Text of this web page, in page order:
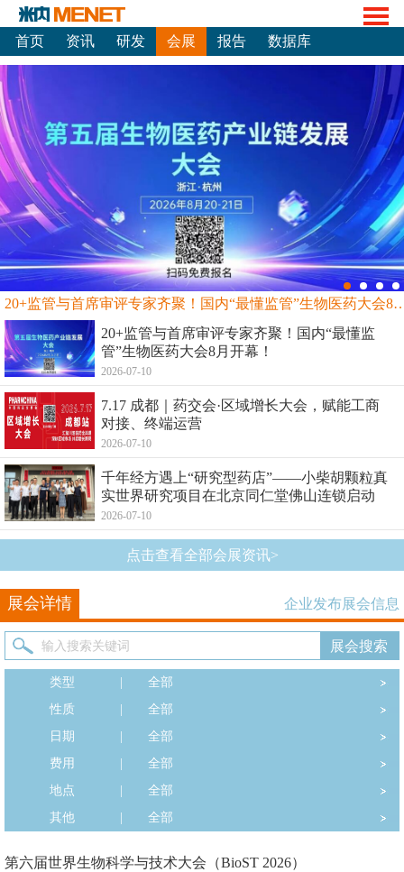
首页 资讯 研发 会展 报告 数据库
20+监管与首席审评专家齐聚！国内“最
20+监管与首席审评专家齐聚！国内“最懂监
管”生物医药大会8月开幕！
2026-07-10
7.17 成都｜药交会·区域增长大会，赋能工商
对接、终端运营
2026-07-10
千年经方遇上“研究型药店”——小柴胡颗粒真
实世界研究项目在北京同仁堂佛山连锁启动
2026-07-10
点击查看全部会展资讯>
展会详情 企业发布展会信息
类型
全部
性质
全部
日期
全部
费用
全部
地点
全部
其他
全部
第六届世界生物科学与技术大会（BioST 2026）